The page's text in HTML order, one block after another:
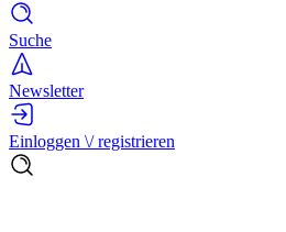
Suche
Newsletter
Einloggen \/ registrieren